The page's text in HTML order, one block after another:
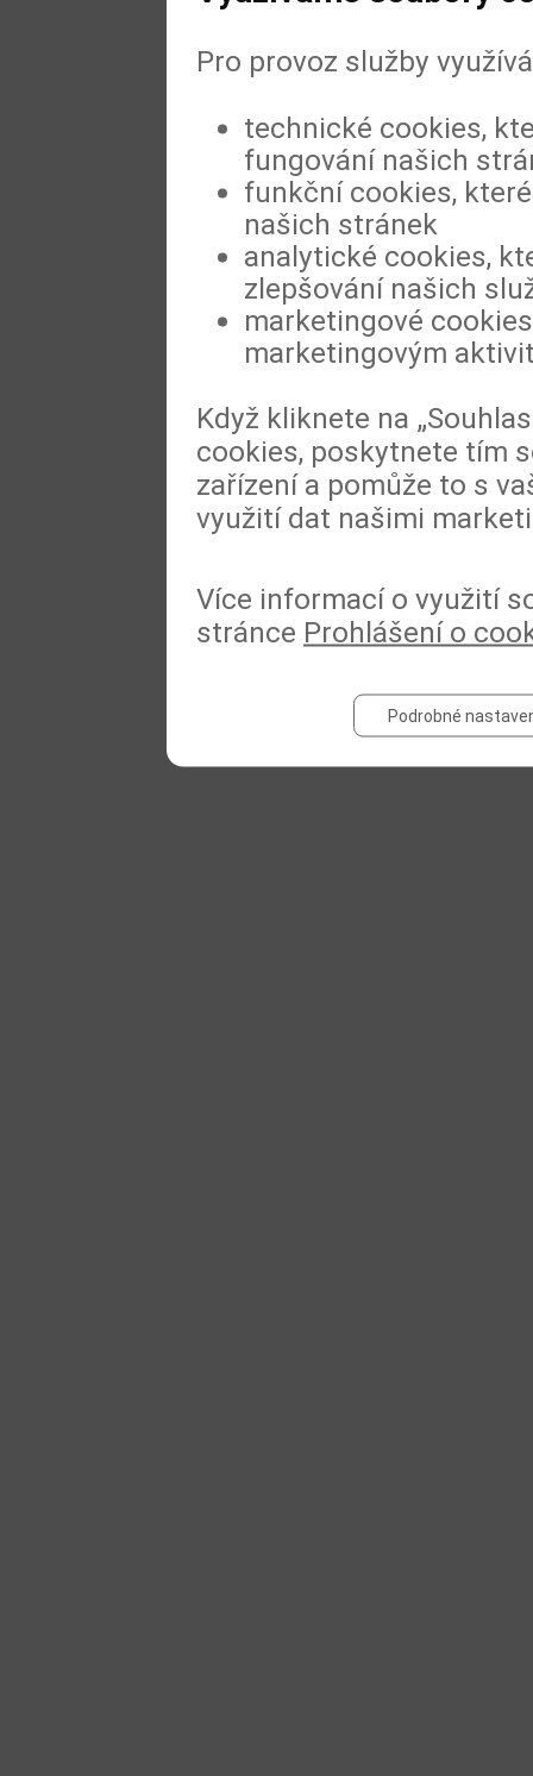
Pro provoz služby
technické cookies,
fungování našich
funkční cookies,
našich stránek
analytické cookies,
zlepšování našich
marketingové
marketingovým
Když kliknete na
cookies, poskytnete tím
zařízení a pomůže to s
využití dat našimi
Více informací o využití
stránce Prohlášení o
Podrobné